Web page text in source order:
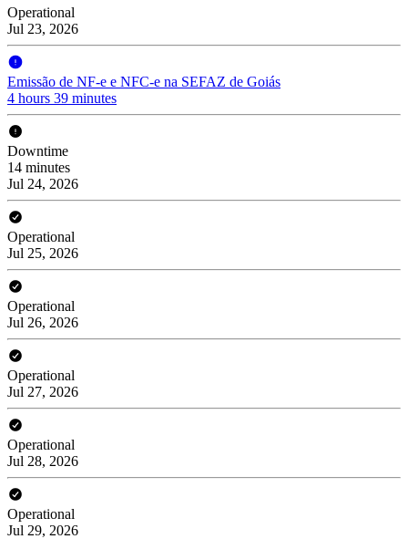
Operational
Jul 23, 2026
Emissão de NF-e e NFC-e na SEFAZ de Goiás
4 hours 39 minutes
Downtime
14 minutes
Jul 24, 2026
Operational
Jul 25, 2026
Operational
Jul 26, 2026
Operational
Jul 27, 2026
Operational
Jul 28, 2026
Operational
Jul 29, 2026